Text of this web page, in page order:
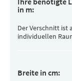
in m:
Der Verschnitt ist
individuellen
Breite in cm: